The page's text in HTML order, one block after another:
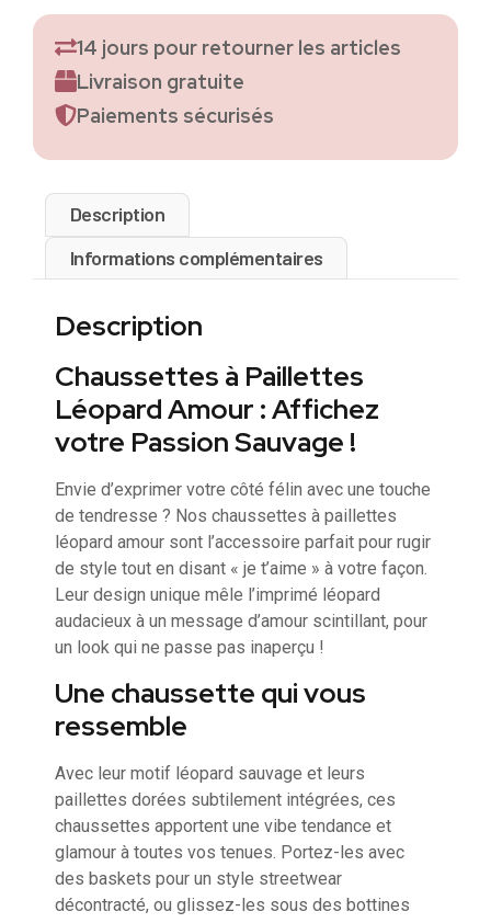
14 jours pour retourner les articles
Livraison gratuite
Paiements sécurisés
Description
Informations complémentaires
Description
Chaussettes à Paillettes
Léopard Amour : Affichez
votre Passion Sauvage !
Envie d’exprimer votre côté félin avec une touche
de tendresse ? Nos chaussettes à paillettes
léopard amour sont l’accessoire parfait pour rugir
de style tout en disant « je t’aime » à votre façon.
Leur design unique mêle l’imprimé léopard
audacieux à un message d’amour scintillant, pour
un look qui ne passe pas inaperçu !
Une chaussette qui vous
ressemble
Avec leur motif léopard sauvage et leurs
paillettes dorées subtilement intégrées, ces
chaussettes apportent une vibe tendance et
glamour à toutes vos tenues. Portez-les avec
des baskets pour un style streetwear
décontracté, ou glissez-les sous des bottines